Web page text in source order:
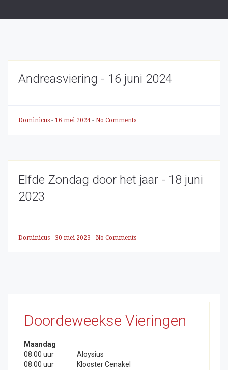
Andreasviering - 16 juni 2024
Dominicus - 16 mei 2024 - No Comments
Elfde Zondag door het jaar - 18 juni
2023
Dominicus - 30 mei 2023 - No Comments
Doordeweekse Vieringen
Maandag
08.00 uur
Aloysius
08.00 uur
Klooster Cenakel